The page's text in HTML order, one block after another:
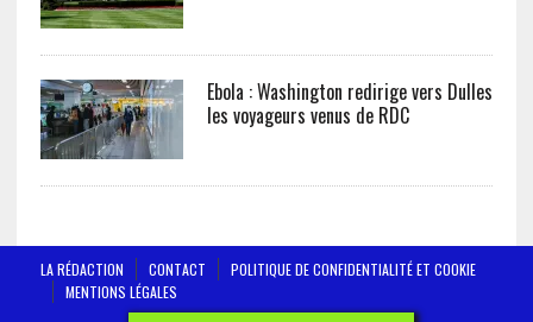
Ebola : Washington redirige vers Dulles
les voyageurs venus de RDC
LA RÉDACTION CONTACT
POLITIQUE DE CONFIDENTIALITÉ ET COOKIE
MENTIONS LÉGALES